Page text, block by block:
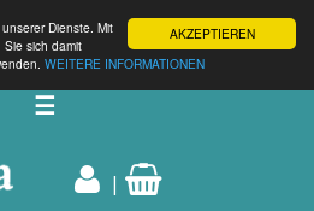
AKZEPTIEREN
Dienste. Mit
sich damit
WEITERE INFORMATIONEN
☰
|